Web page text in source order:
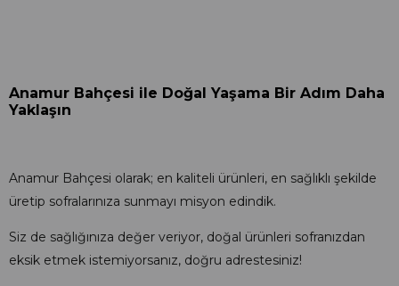
Anamur Bahçesi ile Doğal Yaşama Bir Adım Daha
Yaklaşın
Anamur Bahçesi olarak; en kaliteli ürünleri, en sağlıklı şekilde
üretip sofralarınıza sunmayı misyon edindik.
Siz de sağlığınıza değer veriyor, doğal ürünleri sofranızdan
eksik etmek istemiyorsanız, doğru adrestesiniz!